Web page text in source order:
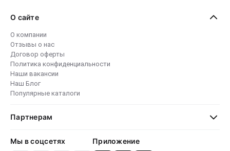
О сайте
О компании
Отзывы о нас
Договор оферты
Политика конфиденциальности
Наши вакансии
Наш Блог
Популярные каталоги
Партнерам
Мы в соцсетях Приложение